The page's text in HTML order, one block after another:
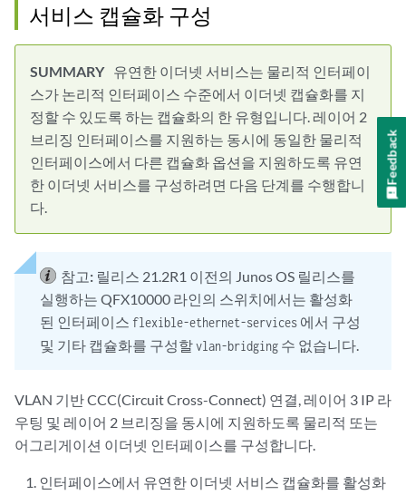
서비스 캡슐화 구성
유연한 이더넷 서비스는 물리적 인터페이
스가 논리적 인터페이스 수준에서 이더넷 캡슐화를 지
정할 수 있도록 하는 캡슐화의 한 유형입니다. 레이어 2
브리징 인터페이스를 지원하는 동시에 동일한 물리적
인터페이스에서 다른 캡슐화 옵션을 지원하도록 유연
한 이더넷 서비스를 구성하려면 다음 단계를 수행합니
다.
참고: 릴리스 21.2R1 이전의 Junos OS 릴리스를
실행하는 QFX10000 라인의 스위치에서는 활성화
된 인터페이스 flexible-ethernet-services 에서 구성
및 기타 캡슐화를 구성할vlan-bridging 수 없습니다.
VLAN 기반 CCC(Circuit Cross-Connect) 연결, 레이어 3 IP 라
우팅 및 레이어 2 브리징을 동시에 지원하도록 물리적 또는
어그리게이션 이더넷 인터페이스를 구성합니다.
인터페이스에서 유연한 이더넷 서비스 캡슐화를 활성화
Feedback